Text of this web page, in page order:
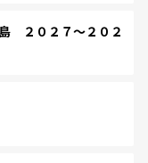
２０２７～２０２